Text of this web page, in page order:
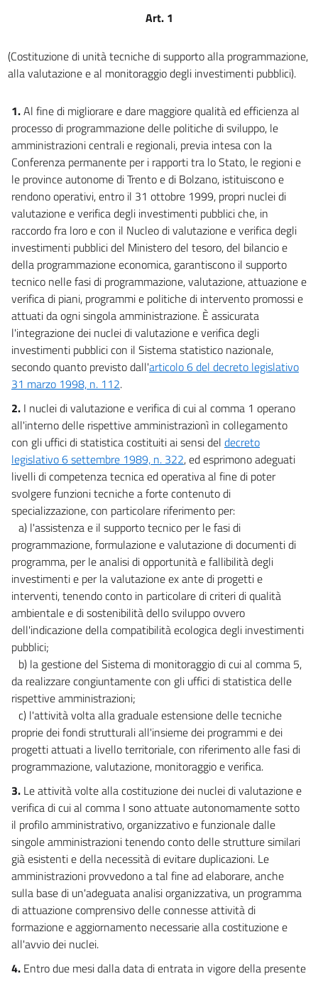
24
25
27
28
29
30
31
32
33
34
35
36
37
38
39
40
41
42
43
44
Capo II
DISPOSIZIONI IN MATERIA
DI OCCUPAZIONE E DI PREVIDENZA
45
46
47
48
50
51
52
53
54
55
56
57
58
59
60
61
62
63
Art. 1
(Costituzione di unità tecniche di supporto alla programmazione,
alla valutazione e al monitoraggio degli investimenti pubblici).
1.Al fine di migliorare e dare maggiore qualità ed efficienza al
processo di programmazione delle politiche di sviluppo, le
amministrazioni centrali e regionali, previa intesa con la
Conferenza permanente per i rapporti tra lo Stato, le regioni e
le province autonome di Trento e di Bolzano, istituiscono e
rendono operativi, entro il 31 ottobre 1999, propri nuclei di
valutazione e verifica degli investimenti pubblici che, in
raccordo fra loro e con il Nucleo di valutazione e verifica degli
investimenti pubblici del Ministero del tesoro, del bilancio e
della programmazione economica, garantiscono il supporto
tecnico nelle fasi di programmazione, valutazione, attuazione e
verifica di piani, programmi e politiche di intervento promossi e
attuati da ogni singola amministrazione. È assicurata
l'integrazione dei nuclei di valutazione e verifica degli
investimenti pubblici con il Sistema statistico nazionale,
secondo quanto previsto dall'articolo 6 del decreto legislativo
31 marzo 1998, n. 112.
2. I nuclei di valutazione e verifica di cui al comma 1 operano
all'interno delle rispettive amministrazionì in collegamento
con gli uffici di statistica costituiti ai sensi del decreto
legislativo 6 settembre 1989, n. 322, ed esprimono adeguati
livelli di competenza tecnica ed operativa al fine di poter
svolgere funzioni tecniche a forte contenuto di
specializzazione, con particolare riferimento per:
a) l'assistenza e il supporto tecnico per le fasi di
programmazione, formulazione e valutazione di documenti di
programma, per le analisi di opportunità e fallibilità degli
investimenti e per la valutazione ex ante di progetti e
interventi, tenendo conto in particolare di criteri di qualità
ambientale e di sostenibilità dello sviluppo ovvero
dell'indicazione della compatibilità ecologica degli investimenti
pubblici;
b) la gestione del Sistema di monitoraggio di cui al comma 5,
da realizzare congiuntamente con gli uffici di statistica delle
rispettive amministrazioni;
c) l'attività volta alla graduale estensione delle tecniche
proprie dei fondi strutturali all'insieme dei programmi e dei
progetti attuati a livello territoriale, con riferimento alle fasi di
programmazione, valutazione, monitoraggio e verifica.
3. Le attività volte alla costituzione dei nuclei di valutazione e
verifica di cui al comma I sono attuate autonomamente sotto
il profilo amministrativo, organizzativo e funzionale dalle
singole amministrazioni tenendo conto delle strutture similari
già esistenti e della necessità di evitare duplicazioni. Le
amministrazioni provvedono a tal fine ad elaborare, anche
sulla base di un'adeguata analisi organizzativa, un programma
di attuazione comprensivo delle connesse attività di
formazione e aggiornamento necessarie alla costituzione e
all'avvio dei nuclei.
4. Entro due mesi dalla data di entrata in vigore della presente